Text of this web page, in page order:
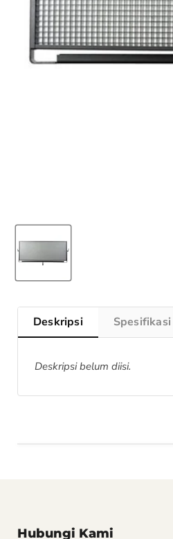
Deskripsi Spesifikasi
Deskripsi belum diisi.
Hubungi Kami